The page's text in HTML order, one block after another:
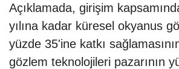
Açıklamada, girişim
yılına kadar küresel okyanus
yüzde 35'ine katkı
gözlem teknolojileri pazarının